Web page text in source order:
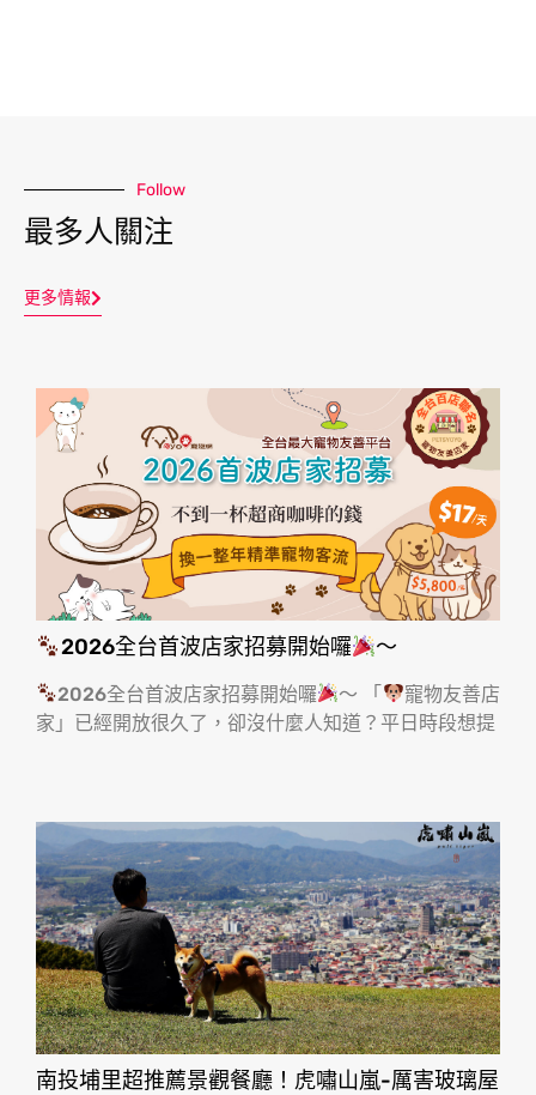
Follow
最多人關注
更多情報
2026全台首波店家招募開始囉 ～
2026全台首波店家招募開始囉 ～ 「
寵物友善店
家」已經開放很久了，卻沒什麼人知道？平日時段想提
南投埔里超推薦景觀餐廳！虎嘯山嵐-厲害玻璃屋